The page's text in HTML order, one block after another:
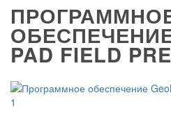
ОБЕСПЕЧЕНИЕ
PAD FIELD